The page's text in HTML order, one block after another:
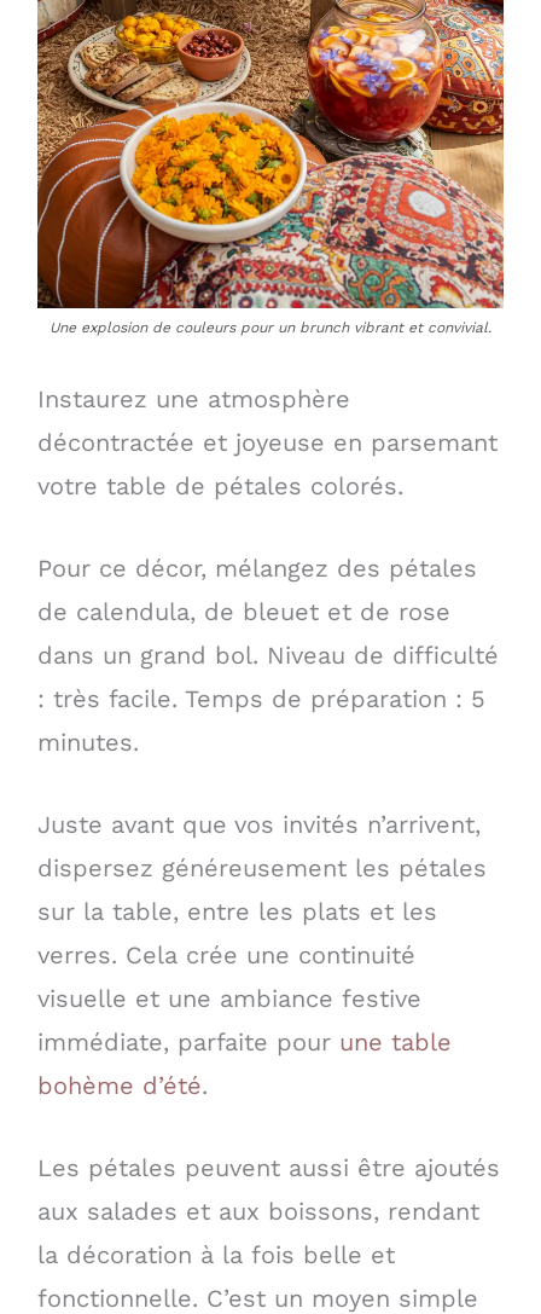
Une explosion de couleurs pour un brunch vibrant et convivial.
Instaurez une atmosphère
décontractée et joyeuse en parsemant
votre table de pétales colorés.
Pour ce décor, mélangez des pétales
de calendula, de bleuet et de rose
dans un grand bol. Niveau de difficulté
: très facile. Temps de préparation : 5
minutes.
Juste avant que vos invités n’arrivent,
dispersez généreusement les pétales
sur la table, entre les plats et les
verres. Cela crée une continuité
visuelle et une ambiance festive
immédiate, parfaite pour une table
bohème d’été.
Les pétales peuvent aussi être ajoutés
aux salades et aux boissons, rendant
la décoration à la fois belle et
fonctionnelle. C’est un moyen simple